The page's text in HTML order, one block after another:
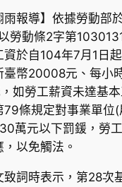
雨報導】依據勞動部
勞動條2字第
資於自104年7月1日
臺幣20008元、每小
如勞工薪資未達基
79條規定對事業單位(
萬元以下罰鍰，勞
以免觸法。
致詞時表示，第28次